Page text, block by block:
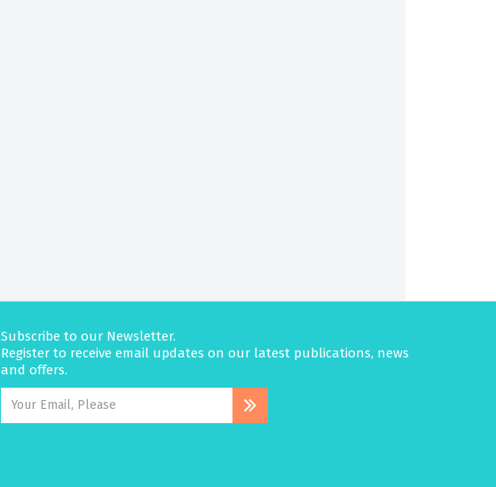
Subscribe to our Newsletter.
Register to receive email updates on our latest publications, news
and offers.